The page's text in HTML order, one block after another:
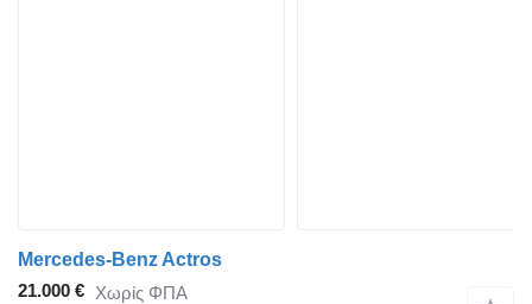
Mercedes-Benz Actros
21.000 € Χωρίς ΦΠΑ